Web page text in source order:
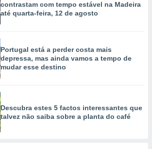
contrastam com tempo estável na Madeira
até quarta-feira, 12 de agosto
Portugal está a perder costa mais
depressa, mas ainda vamos a tempo de
mudar esse destino
Descubra estes 5 factos interessantes que
talvez não saiba sobre a planta do café